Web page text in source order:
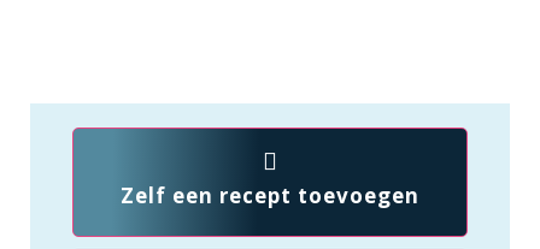
Zelf een recept toevoegen